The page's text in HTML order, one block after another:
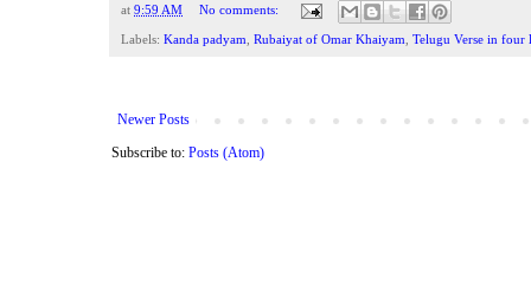
at 9:59 AM No comments:
Labels: Kanda padyam Rubaiyat of Omar Khaiyam Telugu Verse in four
Newer Posts
Subscribe to: Posts (Atom)